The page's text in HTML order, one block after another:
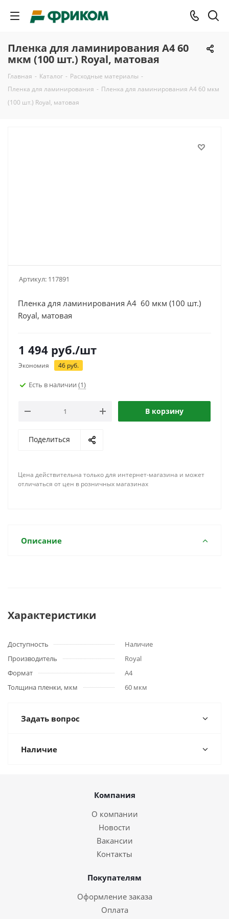
Пленка для ламинирования A4 60
мкм (100 шт.) Royal, матовая
Главная - Каталог - Расходные материалы -
Пленка для ламинирования - Пленка для ламинирования A4 60 мкм
(100 шт.) Royal, матовая
Артикул: 117891
Пленка для ламинирования A4 60 мкм (100 шт.)
Royal, матовая
1 494 руб./шт
Экономия 46 руб.
Есть в наличии (1)
В корзину
Поделиться
Цена действительна только для интернет-магазина и может
отличаться от цен в розничных магазинах
Описание
Характеристики
Доступность
Наличие
Производитель
Royal
Формат
A4
Толщина пленки, мкм
60 мкм
Задать вопрос
Наличие
Компания
О компании
Новости
Вакансии
Контакты
Покупателям
Оформление заказа
Оплата